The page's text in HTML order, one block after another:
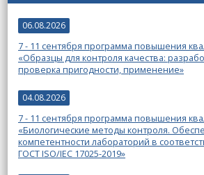
06.08.2026
7 - 11 сентября программа повышения
«Образцы для контроля качества:
проверка пригодности, применение»
04.08.2026
7 - 11 сентября программа повышения
«Биологические методы контроля.
компетентности лабораторий в
ГОСТ ISO/IEC 17025-2019»